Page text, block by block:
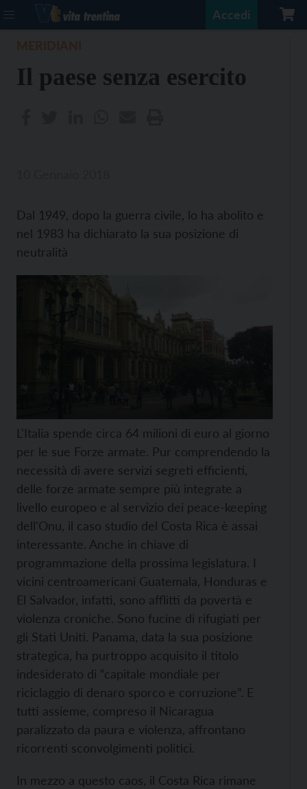
Accedi
Il paese senza esercito
Dal 1949, dopo la guerra civile, lo ha abolito e
nel 1983 ha dichiarato la sua posizione di
neutralità
L'Italia spende circa 64 milioni di euro al giorno
per le sue Forze armate. Pur comprendendo la
necessità di avere servizi segreti efficienti,
delle forze armate sempre più integrate a
livello europeo e al servizio dei peace-keeping
dell'Onu, il caso studio del Costa Rica è assai
interessante. Anche in chiave di
programmazione della prossima legislatura. I
vicini centroamericani Guatemala, Honduras e
El Salvador, infatti, sono afflitti da povertà e
violenza croniche. Sono fucine di rifugiati per
gli Stati Uniti. Panama, data la sua posizione
strategica, ha purtroppo acquisito il titolo
indesiderato di “capitale mondiale per
riciclaggio di denaro sporco e corruzione”. E
tutti assieme, compreso il Nicaragua
paralizzato da paura e violenza, affrontano
ricorrenti sconvolgimenti politici.
In mezzo a questo caos, il Costa Rica rimane